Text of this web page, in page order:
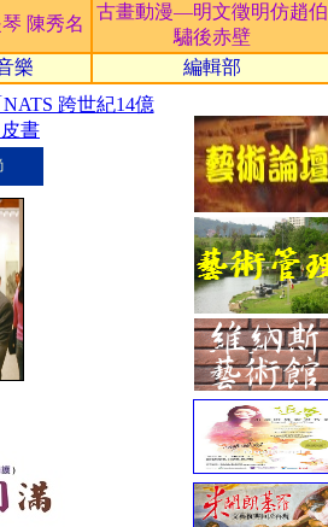
陳秀名
古畫動漫—明文徵明仿趙伯
驌後赤壁
樂 編輯部
NATS 跨世紀14億
書